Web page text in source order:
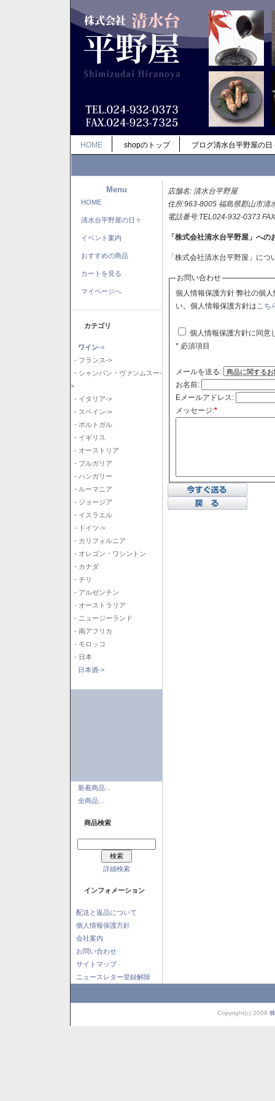
HOME shopのトップ ブログ清水台平野屋の日
Menu
HOME
清水台平野屋の日々
イベント案内
おすすめの商品
カートを見る
マイページへ
カテゴリ
ワイン->
- フランス->
- シャンパン・ヴァンムスー-
>
- イタリア->
- スペイン->
- ポルトガル
- イギリス
- オーストリア
- ブルガリア
- ハンガリー
- ルーマニア
- ジョージア
- イスラエル
- ドイツ->
- カリフォルニア
- オレゴン・ワシントン
- カナダ
- チリ
- アルゼンチン
- オーストラリア
- ニュージーランド
- 南アフリカ
- モロッコ
- 日本
日本酒->
新着商品...
全商品...
商品検索
詳細検索
インフォメーション
配送と返品について
個人情報保護方針
会社案内
お問い合わせ
サイトマップ
ニュースレター登録解除
店舗名: 清水台平野屋
住所:963-8005 福島県郡山市清
電話番号:TEL024-932-0373
「株式会社清水台平野屋」への
「株式会社清水台平野屋」に
お問い合わせ
個人情報保護方針 弊社の個人情報保護方針に同意される場合はチェックボックスをクリックしてくださ
い。個人情報保護方針はこち
個人情報保護方針に同意
* 必須項目
メールを送る:
お名前:
Eメールアドレス:
メッセージ:*
Copyright(c) 2008